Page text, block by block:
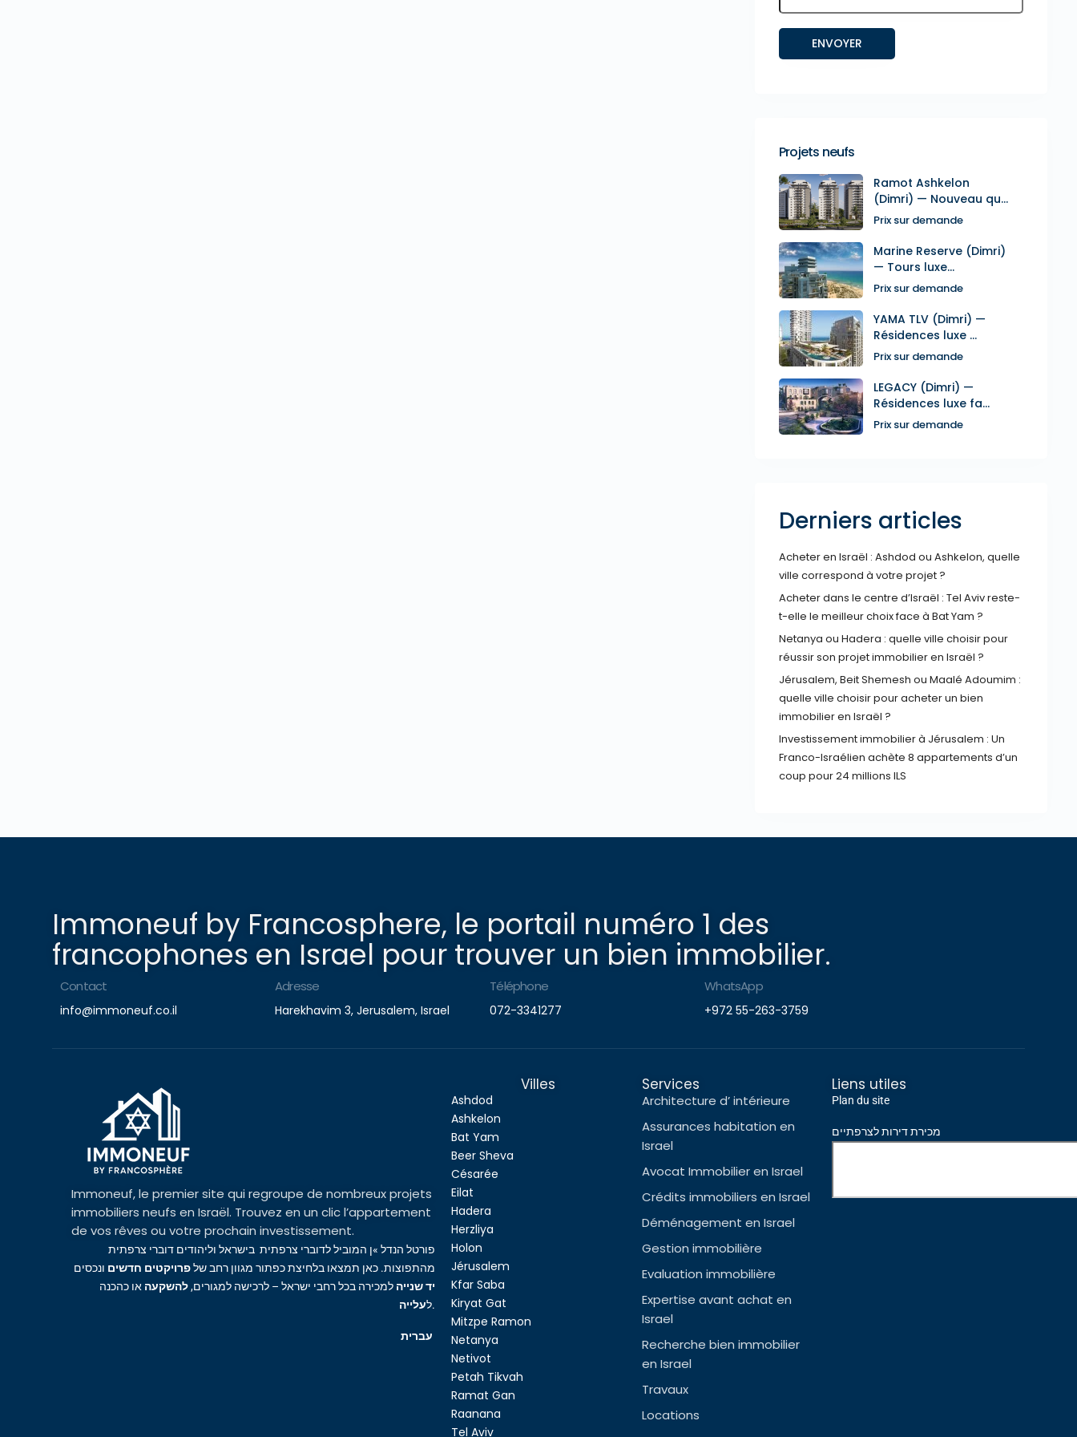
Projets neufs
Ramot Ashkelon
(Dimri) — Nouveau qu...
Prix sur demande
Marine Reserve (Dimri)
— Tours luxe...
Prix sur demande
YAMA TLV (Dimri) —
Résidences luxe ...
Prix sur demande
LEGACY (Dimri) —
Résidences luxe fa...
Prix sur demande
Derniers articles
Acheter en Israël : Ashdod ou Ashkelon, quelle
ville correspond à votre projet ?
Acheter dans le centre d’Israël : Tel Aviv reste-
t-elle le meilleur choix face à Bat Yam ?
Netanya ou Hadera : quelle ville choisir pour
réussir son projet immobilier en Israël ?
Jérusalem, Beit Shemesh ou Maalé Adoumim :
quelle ville choisir pour acheter un bien
immobilier en Israël ?
Investissement immobilier à Jérusalem : Un
Franco-Israélien achète 8 appartements d’un
coup pour 24 millions ILS
Immoneuf by Francosphere, le portail numéro 1 des
francophones en Israel pour trouver un bien immobilier.
Contact
info@immoneuf.co.il
Adresse
Harekhavim 3, Jerusalem, Israel
Téléphone
072-3341277
WhatsApp
+972 55-263-3759
Immoneuf, le premier site qui regroupe de nombreux projets
immobiliers neufs en Israël. Trouvez en un clic l’appartement
de vos rêves ou votre prochain investissement.
פורטל הנדל »ן המוביל לדוברי צרפתית בישראל וליהודים דוברי צרפתית
מהתפוצות. כאן תמצאו בלחיצת כפתור מגוון רחב שלפרויקטים חדשים ונכסים
יד שנייה למכירה בכל רחבי ישראל – לרכישה למגורים,להשקעה או כהכנה
לעלייה .
Villes
Ashdod
Ashkelon
Bat Yam
Beer Sheva
Césarée
Eilat
Hadera
Herzliya
Holon
Jérusalem
Kfar Saba
Kiryat Gat
Mitzpe Ramon
Netanya
Netivot
Petah Tikvah
Ramat Gan
Raanana
Tel Aviv
Services
Architecture d’ intérieure
Assurances habitation en
Israel
Avocat Immobilier en Israel
Crédits immobiliers en Israel
Déménagement en Israel
Gestion immobilière
Evaluation immobilière
Expertise avant achat en
Israel
Recherche bien immobilier
en Israel
Travaux
Locations
Liens utiles
Plan du site
מכירת דירות לצרפתיים